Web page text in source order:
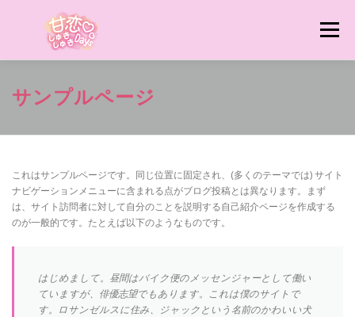
ッ
メニュー
猫りん堂HP TOPへ
サンプルページ
これはサンプルページです。同じ位置に固定され、(多くのテーマでは) サイト
ナビゲーションメニューに含まれる点がブログ投稿とは異なります。まず
は、サイト訪問者に対して自分のことを説明する自己紹介ページを作成する
のが一般的です。たとえば以下のようなものです。
はじめまして。昼間はバイク便のメッセンジャーとして働い
ていますが、俳優志望でもあります。これは僕のサイトで
す。ロサンゼルスに住み、ジャックという名前のかわいい犬